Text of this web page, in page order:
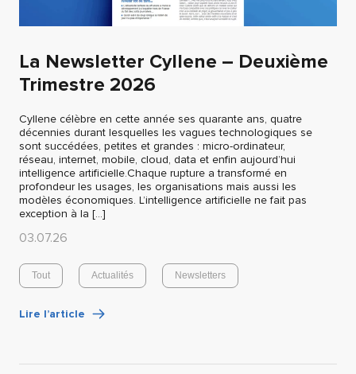
La Newsletter Cyllene – Deuxième
Trimestre 2026
Cyllene célèbre en cette année ses quarante ans, quatre
décennies durant lesquelles les vagues technologiques se
sont succédées, petites et grandes : micro-ordinateur,
réseau, internet, mobile, cloud, data et enfin aujourd’hui
intelligence artificielle.Chaque rupture a transformé en
profondeur les usages, les organisations mais aussi les
modèles économiques. L’intelligence artificielle ne fait pas
exception à la […]
03.07.26
Tout Actualités Newsletters
Lire l’article